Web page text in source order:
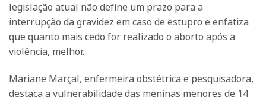
legislação atual não define um prazo para a
interrupção da gravidez em caso de estupro e enfatiza
que quanto mais cedo for realizado o aborto após a
violência, melhor.
Mariane Marçal, enfermeira obstétrica e pesquisadora,
destaca a vulnerabilidade das meninas menores de 14